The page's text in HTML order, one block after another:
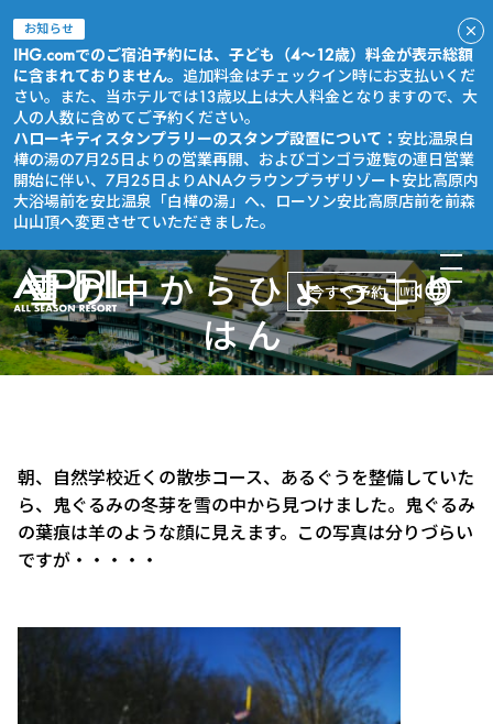
お知らせ
IHG.comでのご宿泊予約には、子ども（4～12歳）料金が表示総額
に含まれておりません。 追加料金はチェックイン時にお支払いくだ
さい。また、当ホテルでは13歳以上は大人料金となりますので、大
人の人数に含めてご予約ください。
ハローキティスタンプラリーのスタンプ設置について： 安比温泉白
樺の湯の7月25日よりの営業再開、およびゴンゴラ遊覧の連日営業
開始に伴い、7月25日よりANAクラウンプラザリゾート安比高原内
大浴場前を安比温泉「白樺の湯」へ、ローソン安比高原店前を前森
山山頂へ変更させていただきました。
今すぐ予約
雪の中からひょっこり
はん
朝、自然学校近くの散歩コース、あるぐうを整備していた
ら、鬼ぐるみの冬芽を雪の中から見つけました。鬼ぐるみ
の葉痕は羊のような顔に見えます。この写真は分りづらい
ですが・・・・・